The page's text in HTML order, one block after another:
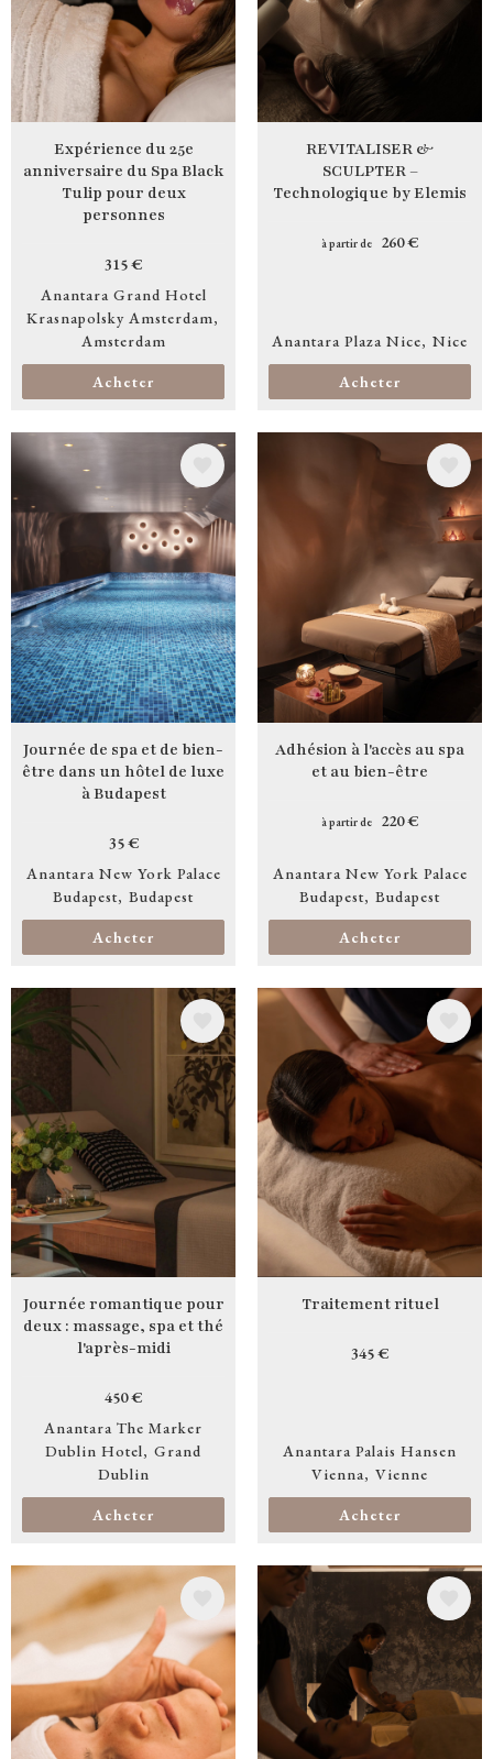
Expérience du 25e
anniversaire du Spa Black
Tulip pour deux
personnes
315 €
Anantara Grand Hotel
Krasnapolsky Amsterdam
Amsterdam
Acheter
REVITALISER &
SCULPTER –
Technologique by Elemis
à partir de 260 €
Anantara Plaza Nice Nice
Acheter
Image
Journée de spa et de bien-
être dans un hôtel de luxe
à Budapest
35 €
Anantara New York Palace
Budapest
Budapest
Acheter
Image
Adhésion à l'accès au spa
et au bien-être
à partir de 220 €
Anantara New York Palace
Budapest
Budapest
Acheter
Image
Journée romantique pour
deux : massage, spa et thé
l'après-midi
450 €
Anantara The Marker
Dublin Hotel
Grand
Dublin
Acheter
Image
Traitement rituel
345 €
Anantara Palais Hansen
Vienna
Vienne
Acheter
Image Image